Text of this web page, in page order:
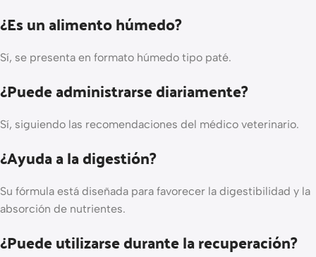
¿Es un alimento húmedo?
Sí, se presenta en formato húmedo tipo paté.
¿Puede administrarse diariamente?
Sí, siguiendo las recomendaciones del médico veterinario.
¿Ayuda a la digestión?
Su fórmula está diseñada para favorecer la digestibilidad y la
absorción de nutrientes.
¿Puede utilizarse durante la recuperación?